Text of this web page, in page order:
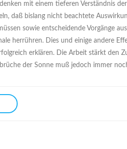
mit einem tieferen Verständnis
daß bislang nicht beachtete
sowie entscheidende Vorgänge
herrühren. Dies und einige andere
erklären. Die Arbeit stärkt den
der Sonne muß jedoch immer